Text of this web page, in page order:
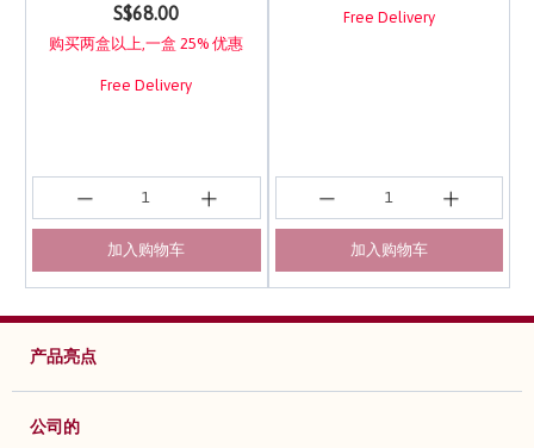
S$68.00
购买两盒以上,一盒 25% 优惠
Free Delivery
加入购物车
Free Delivery
加入购物车
产品亮点
公司的